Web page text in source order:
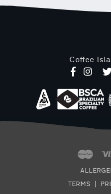
Coffee
TERMS